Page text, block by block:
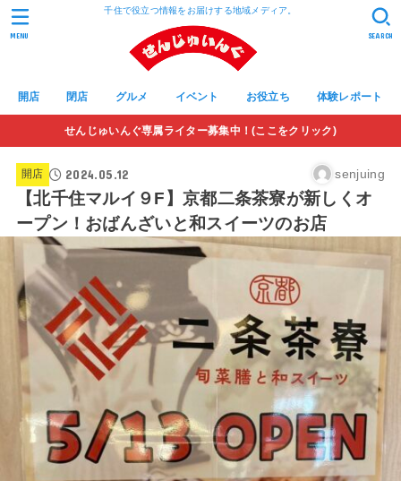
千住で役立つ情報をお届けする地域メディア。
開店 閉店 グルメ イベント お役立ち 体験レポート
SEARCH
MENU
せんじゅいんぐ専属ライター募集中！(ここをクリック)
開店 2024.05.12 senjuing
【北千住マルイ９F】京都二条茶寮が新しくオ
ープン！おばんざいと和スイーツのお店